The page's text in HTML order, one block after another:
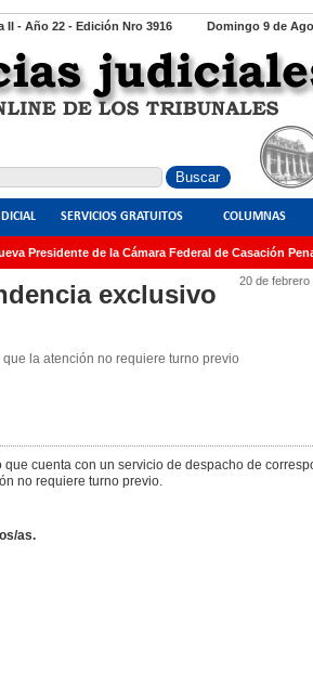
Domingo 9 de
II - Año 22 - Edición Nro 3916
SERVICIOS GRATUITOS COLUMNAS
Presidente de la Cámara Federal de Casación Penal
20 de febrero
exclusivo
la atención no requiere turno previo
cuenta con un servicio de despacho de
no requiere turno previo.
as.